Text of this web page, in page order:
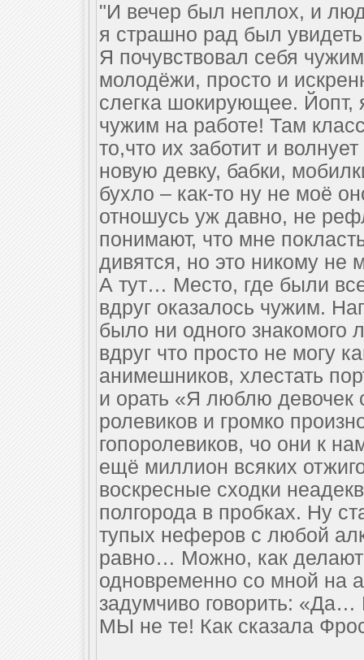
"И вечер был неплох, и
я страшно рад был
Я почувствовал себя
молодёжи, просто и
слегка шокирующее. Йопт,
чужим на работе! Там
то,что их заботит и
новую девку, бабки,
бухло – как-то ну не моё
отношусь уж давно, не
понимают, что мне
дивятся, но это никому не
А тут… Место, где были
вдруг оказалось чужим.
было ни одного
вдруг что просто не могу
анимешников, хлестать
и орать «Я люблю девочек
ролевиков и громко
гопоролевиков, чо они к
ещё миллион всяких
воскресные сходки
полгорода в пробках. Ну
тупых неферов с любой
равно… Можно, как
одновременно со мной на
задумчиво говорить:
МЫ не те! Как сказала